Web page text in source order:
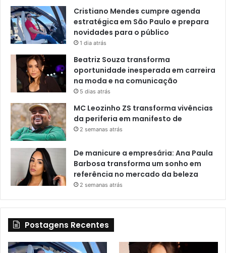
Cristiano Mendes cumpre agenda
estratégica em São Paulo e prepara
novidades para o público
1 dia atrás
Beatriz Souza transforma
oportunidade inesperada em carreira
na moda e na comunicação
5 dias atrás
MC Leozinho ZS transforma vivências
da periferia em manifesto de
2 semanas atrás
De manicure a empresária: Ana Paula
Barbosa transforma um sonho em
referência no mercado da beleza
2 semanas atrás
Postagens Recentes